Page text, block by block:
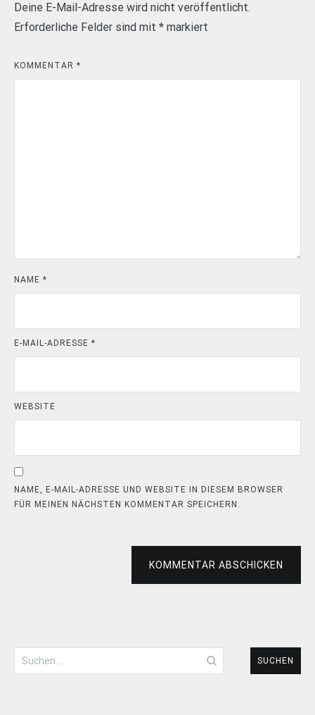
Deine E-Mail-Adresse wird nicht veröffentlicht.
Erforderliche Felder sind mit * markiert
KOMMENTAR *
NAME *
E-MAIL-ADRESSE *
WEBSITE
NAME, E-MAIL-ADRESSE UND WEBSITE IN DIESEM BROWSER
FÜR MEINEN NÄCHSTEN KOMMENTAR SPEICHERN.
KOMMENTAR ABSCHICKEN
Suchen
nach: